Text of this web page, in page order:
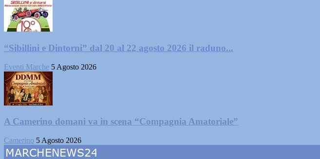
“Sibillini e Dintorni” dal 20 al 22 agosto 2026 il raduno...
Eventi Marche 5 Agosto 2026
A Camerino domani va in scena “Compagnia Amatoriale”
Camerino 5 Agosto 2026